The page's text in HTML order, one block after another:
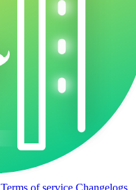
Terms of service Changelogs